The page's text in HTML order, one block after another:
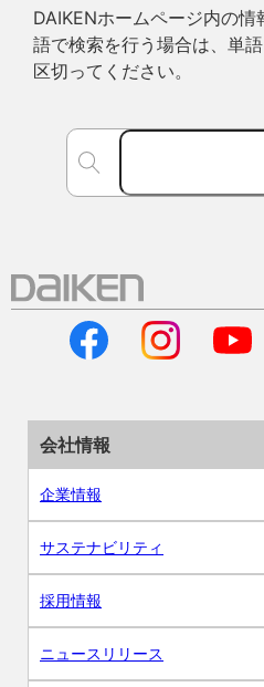
DAIKENホームページ内の
語で検索を行う場合は、単
区切ってください。
会社情報
企業情報
サステナビリティ
採用情報
ニュースリリース